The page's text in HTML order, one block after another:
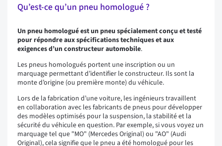
Qu’est-ce qu’un pneu homologué ?
Un pneu homologué est un pneu spécialement conçu et testé
pour répondre aux spécifications techniques et aux
exigences d’un constructeur automobile.
Les pneus homologués portent une inscription ou un
marquage permettant d’identifier le constructeur. Ils sont la
monte d’origine (ou première monte) du véhicule.
Lors de la fabrication d’une voiture, les ingénieurs travaillent
en collaboration avec les fabricants de pneus pour développer
des modèles optimisés pour la suspension, la stabilité et la
sécurité du véhicule en question. Par exemple, si vous voyez un
marquage tel que "MO" (Mercedes Original) ou "AO" (Audi
Original), cela signifie que le pneu a été homologué pour les